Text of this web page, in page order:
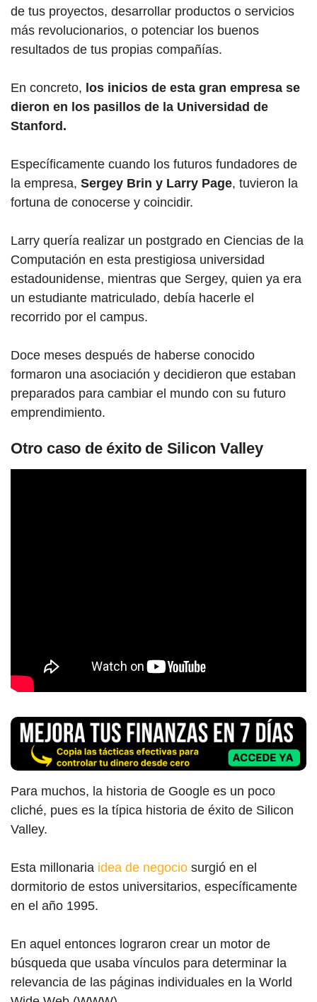
de tus proyectos, desarrollar productos o servicios
más revolucionarios, o potenciar los buenos
resultados de tus propias compañías.
En concreto, los inicios de esta gran empresa se
dieron en los pasillos de la Universidad de
Stanford.
Específicamente cuando los futuros fundadores de
la empresa, Sergey Brin y Larry Page, tuvieron la
fortuna de conocerse y coincidir.
Larry quería realizar un postgrado en Ciencias de la
Computación en esta prestigiosa universidad
estadounidense, mientras que Sergey, quien ya era
un estudiante matriculado, debía hacerle el
recorrido por el campus.
Doce meses después de haberse conocido
formaron una asociación y decidieron que estaban
preparados para cambiar el mundo con su futuro
emprendimiento.
Otro caso de éxito de Silicon Valley
Para muchos, la historia de Goog le es un poco
cliché, pues es la típica historia de éxito de Silicon
Valley.
Esta millonaria idea de negocio surgió en el
dormitorio de estos universitarios, específicamente
en el año 1995.
En aquel entonces lograron crear un motor de
búsqueda que usaba vínculos para determinar la
relevancia de las páginas individuales en la World